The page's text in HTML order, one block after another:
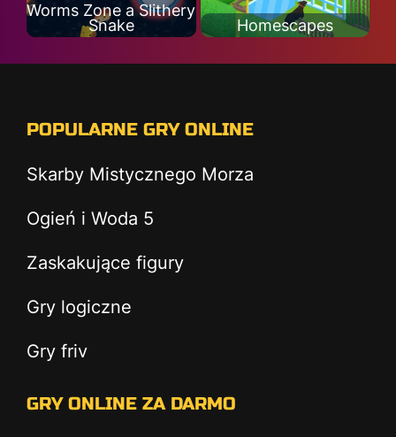
Worms Zone a Slithery
Snake
Homescapes
POPULARNE GRY ONLINE
Skarby Mistycznego Morza
Ogień i Woda 5
Zaskakujące figury
Gry logiczne
Gry friv
GRY ONLINE ZA DARMO